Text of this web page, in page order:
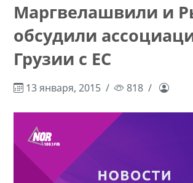
Маргвелашвили и
обсудили
Грузии с ЕС
13 января, 2015 818